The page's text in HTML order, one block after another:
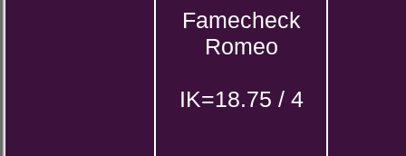
Famecheck
Romeo
IK=18.75 / 4